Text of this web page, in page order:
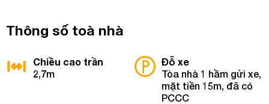
Thông số toà nhà
Chiều cao trần
2,7m
Đỗ xe
Tòa nhà 1 hầm gửi xe,
mặt tiền 15m, đã có
PCCC